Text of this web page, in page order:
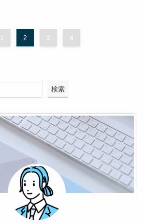
1 2 3 4
検索